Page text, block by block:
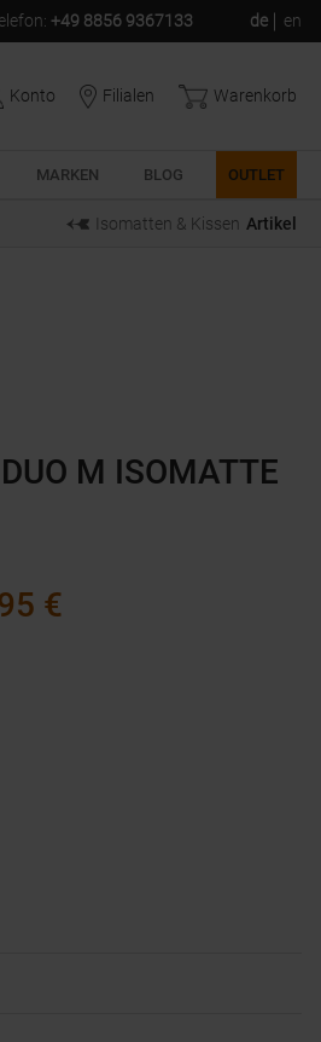
: +49 8856 9367133 de en
Konto Filialen Warenkorb
MARKEN BLOG OUTLET
Isomatten & Kissen Artikel
M ISOMATTE
€